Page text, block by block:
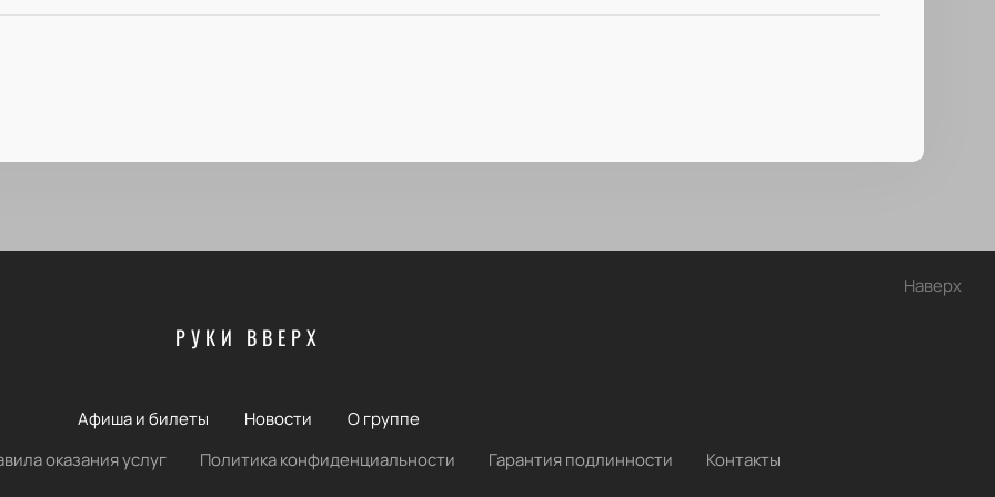
Наверх
РУКИ ВВЕРХ
Афиша и билеты Новости
О группе
оказания услуг Политика конфиденциальности Гарантия подлинности
Контакты